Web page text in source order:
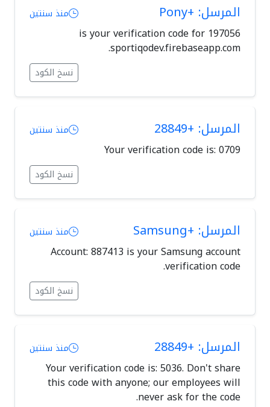
المرسل: +Pony منذ سنتين
197056 is your verification code for
sportiqodev.firebaseapp.com.
نسخ الكود
المرسل: +28849 منذ سنتين
Your verification code is: 0709
نسخ الكود
المرسل: +Samsung منذ سنتين
Account: 887413 is your Samsung account
verification code.
نسخ الكود
المرسل: +28849 منذ سنتين
Your verification code is: 5036. Don't share
this code with anyone; our employees will
never ask for the code.